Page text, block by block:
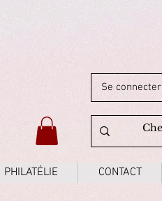
Se connecter
PHILATÉLIE CONTACT